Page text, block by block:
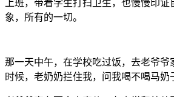
上班，带着学生打扫卫生，也慢慢印证
象，所有的一切。
那一天中午，在学校吃过饭，去老爷爷
时候，老奶奶拦住我，问我喝不喝马奶